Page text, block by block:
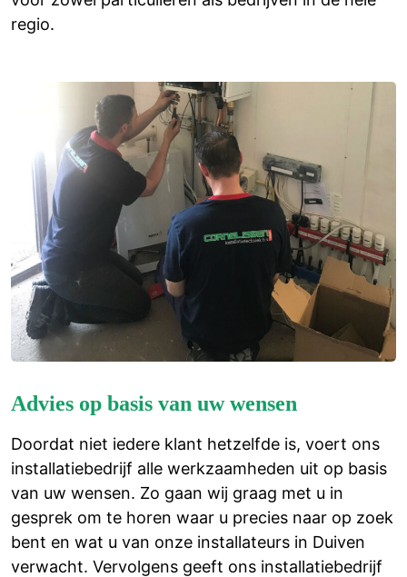
regio.
Advies op basis van uw wensen
Doordat niet iedere klant hetzelfde is, voert ons
installatiebedrijf alle werkzaamheden uit op basis
van uw wensen. Zo gaan wij graag met u in
gesprek om te horen waar u precies naar op zoek
bent en wat u van onze installateurs in Duiven
verwacht. Vervolgens geeft ons installatiebedrijf